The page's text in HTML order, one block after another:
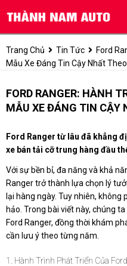
Trang Chủ Tin Tức
Ford
Mẫu Xe Đáng Tin Cậy Nhất
FORD RANGER: HÀNH
MẪU XE ĐÁNG TIN CẬY
Ford Ranger từ lâu đã khẳng
xe bán tải cỡ trung hàng đầu
Với sự bền bỉ, đa năng và khả
Ranger trở thành lựa chọn lý
lại hàng ngày. Tuy nhiên,
hảo. Trong bài viết này, chúng
Ford Ranger, đồng thời khám
cần lưu ý theo từng năm.
1. Hành Trình Phát Triển Của